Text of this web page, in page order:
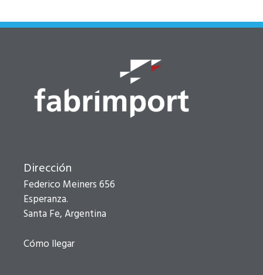
Dirección
Federico Meiners 656
Esperanza.
Santa Fe, Argentina
Cómo llegar